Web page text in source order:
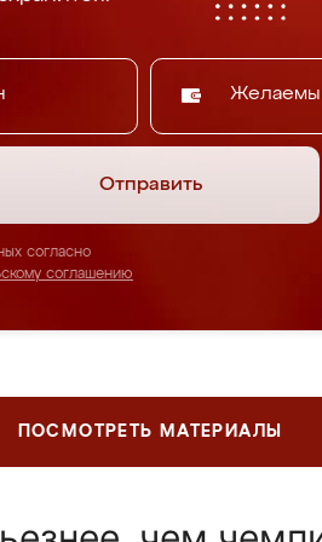
Отправить
согласно
соглашению
ПОСМОТРЕТЬ МАТЕРИАЛЫ